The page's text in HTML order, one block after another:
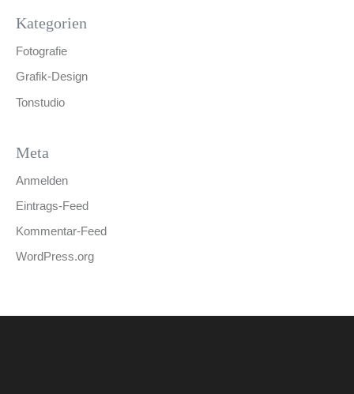
Kategorien
Fotografie
Grafik-Design
Tonstudio
Meta
Anmelden
Eintrags-Feed
Kommentar-Feed
WordPress.org